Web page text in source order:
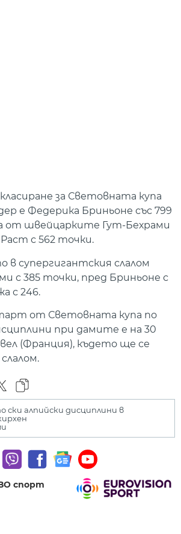
за Световната купа
е Федерика Бриньоне със 799
от швейцарките Гут-Бехрами
с 562 точки.
в супергигантския слалом
с 385 точки, пред Бриньоне с
с 246.
от Световната купа по
при дамите е на 30
(Франция), където ще се
ски алпийски дисциплини в
спорт